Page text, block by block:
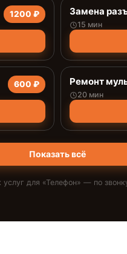
1200 ₽ Замена
15 мин
600 ₽ Ремонт
20 мин
Показать всё
услуг для «Телефон» — по